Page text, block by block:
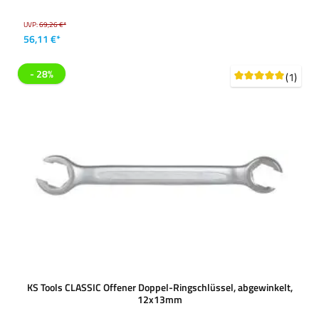
UVP:69,26 €*
56,11 €*
- 28% (1)
KS Tools CLASSIC Offener Doppel-Ringschlüssel, abgewinkelt,
12x13mm